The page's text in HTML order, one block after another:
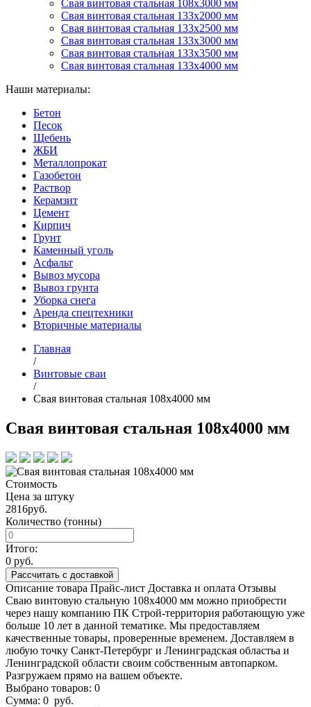
Свая винтовая стальная 108х3000 мм
Свая винтовая стальная 133х2000 мм
Свая винтовая стальная 133х2500 мм
Свая винтовая стальная 133х3000 мм
Свая винтовая стальная 133х3500 мм
Свая винтовая стальная 133х4000 мм
Наши материалы:
Бетон
Песок
Щебень
ЖБИ
Металлопрокат
Газобетон
Раствор
Керамзит
Цемент
Кирпич
Грунт
Каменный уголь
Асфальт
Вывоз мусора
Вывоз грунта
Уборка снега
Аренда спецтехники
Вторичные материалы
Главная
/
Винтовые сваи
/
Свая винтовая стальная 108х4000 мм
Свая винтовая стальная 108х4000 мм
Стоимость
Цена за штуку
2816руб.
Количество (тонны)
Итого:
0 руб.
Рассчитать с доставкой
Описание товара Прайс-лист Доставка и оплата Отзывы
Сваю винтовую стальную 108х4000 мм можно приобрести
через нашу компанию ПК Строй-территория работающую уже
больше 10 лет в данной тематике. Мы предоставляем
качественные товары, проверенные временем. Доставляем в
любую точку Санкт-Петербург и Ленинградская областьа и
Ленинградской области своим собственным автопарком.
Разгружаем прямо на вашем объекте.
Выбрано товаров: 0
Сумма: 0 руб.